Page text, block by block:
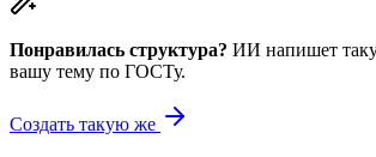
Понравилась структура? ИИ напишет
вашу тему по ГОСТу.
Создать такую же